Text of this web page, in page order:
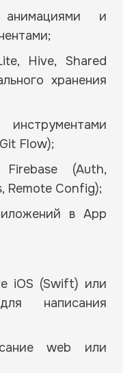
и
Hive, Shared
хранения
инструментами
Flow);
(Auth,
Remote Config);
в App
iOS (Swift) или
написания
web или